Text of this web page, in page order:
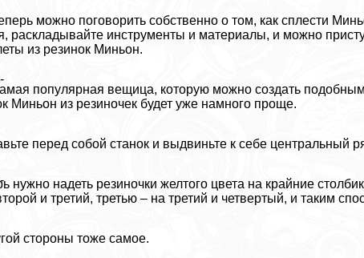
можно поговорить собственно о том, как сплести
раскладывайте инструменты и материалы, и можно
из резинок Миньон.
популярная вещица, которую можно создать
Миньон из резиночек будет уже намного проще.
перед собой станок и выдвиньте к себе центральный
нужно надеть резиночки желтого цвета на крайние
и третий, третью – на третий и четвертый, и таким
стороны тоже самое.